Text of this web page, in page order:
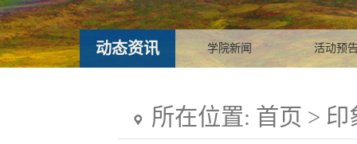
动态资讯 学院新闻 活动预
所在位置: 首页 > 印